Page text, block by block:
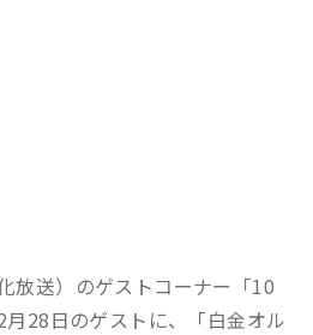
放送）のゲストコーナー「10
28日のゲストに、「白金オル